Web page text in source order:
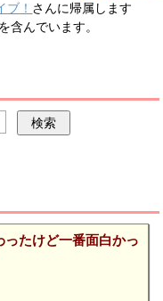
ブ！ さんに帰属します
含んでいます。
たけど一番面白かっ